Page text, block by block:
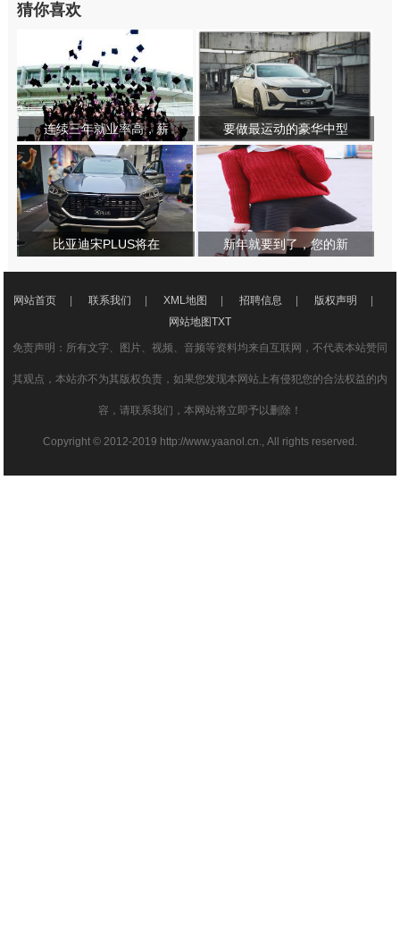
猜你喜欢
连续三年就业率高，薪 要做最运动的豪华中型
比亚迪宋PLUS将在 新年就要到了，您的新
网站首页 联系我们 XML地图 招聘信息 版权声明
网站地图TXT
免责声明：所有文字、图片、视频、音频等资料均来自互联网，不代表本站赞同
其观点，本站亦不为其版权负责，如果您发现本网站上有侵犯您的合法权益的内
容，请联系我们，本网站将立即予以删除！
Copyright © 2012-2019 http://www.yaanol.cn., All rights reserved.